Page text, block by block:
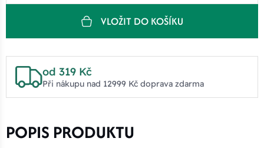
VLOŽIT DO KOŠÍKU
od 319 Kč
Při nákupu nad 12999 Kč doprava zdarma
POPIS PRODUKTU